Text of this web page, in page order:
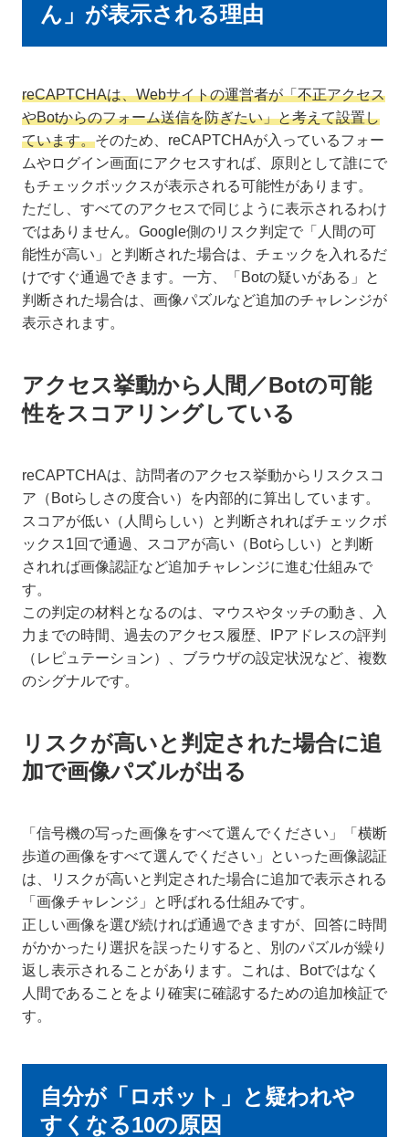
ん」が表示される理由
reCAPTCHAは、Webサイトの運営者が「不正アクセス
やBotからのフォーム送信を防ぎたい」と考えて設置し
ています。そのため、reCAPTCHAが入っているフォー
ムやログイン画面にアクセスすれば、原則として誰にで
もチェックボックスが表示される可能性があります。
ただし、すべてのアクセスで同じように表示されるわけ
ではありません。Google側のリスク判定で「人間の可
能性が高い」と判断された場合は、チェックを入れるだ
けですぐ通過できます。一方、「Botの疑いがある」と
判断された場合は、画像パズルなど追加のチャレンジが
表示されます。
アクセス挙動から人間／Botの可能
性をスコアリングしている
reCAPTCHAは、訪問者のアクセス挙動からリスクスコ
ア（Botらしさの度合い）を内部的に算出しています。
スコアが低い（人間らしい）と判断されればチェックボ
ックス1回で通過、スコアが高い（Botらしい）と判断
されれば画像認証など追加チャレンジに進む仕組みで
す。
この判定の材料となるのは、マウスやタッチの動き、入
力までの時間、過去のアクセス履歴、IPアドレスの評判
（レピュテーション）、ブラウザの設定状況など、複数
のシグナルです。
リスクが高いと判定された場合に追
加で画像パズルが出る
「信号機の写った画像をすべて選んでください」「横断
歩道の画像をすべて選んでください」といった画像認証
は、リスクが高いと判定された場合に追加で表示される
「画像チャレンジ」と呼ばれる仕組みです。
正しい画像を選び続ければ通過できますが、回答に時間
がかかったり選択を誤ったりすると、別のパズルが繰り
返し表示されることがあります。これは、Botではなく
人間であることをより確実に確認するための追加検証で
す。
自分が「ロボット」と疑われや
すくなる10の原因